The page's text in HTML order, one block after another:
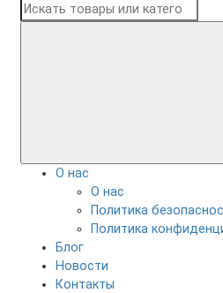
О нас
О нас
Политика
Политика
Блог
Новости
Контакты